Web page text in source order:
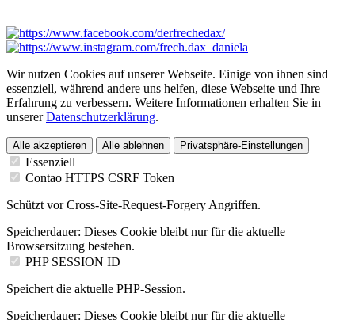
Wir nutzen Cookies auf unserer Webseite. Einige von ihnen sind
essenziell, während andere uns helfen, diese Webseite und Ihre
Erfahrung zu verbessern. Weitere Informationen erhalten Sie in
unsererDatenschutzerklärung.
Alle akzeptieren Alle ablehnen Privatsphäre-Einstellungen
Essenziell
Contao HTTPS CSRF Token
Schützt vor Cross-Site-Request-Forgery Angriffen.
Speicherdauer: Dieses Cookie bleibt nur für die aktuelle
Browsersitzung bestehen.
PHP SESSION ID
Speichert die aktuelle PHP-Session.
Speicherdauer: Dieses Cookie bleibt nur für die aktuelle